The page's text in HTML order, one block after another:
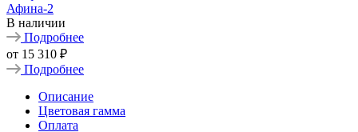
Афина-2
В наличии
Подробнее
от 15 310 ₽
Подробнее
Описание
Цветовая гамма
Оплата